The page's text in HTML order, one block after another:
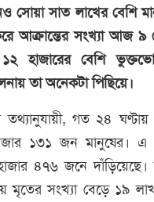
সোয়া সাত লাখের বেশি
আক্রান্তের সংখ্যা আজ ৯
হাজারের বেশি
তা অনেকটা পিছিয়ে।
তথ্যানুযায়ী, গত ২৪ ঘণ্টায়
১৩১ জন মানুষের। এ
৪৭৬ জনে
মৃতের সংখ্যা বেড়ে ১৯